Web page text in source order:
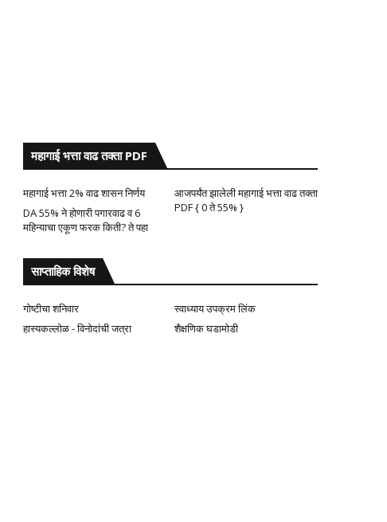
महागाई भत्ता वाढ तक्ता PDF
महागाई भत्ता 2% वाढ शासन निर्णय
आजपर्यंत झालेली महागाई भत्ता वाढ तक्ता
PDF { 0 ते 55% }
DA 55% ने होणारी पगारवाढ व 6
महिन्याचा एकूण फरक किती? ते पहा
साप्ताहिक विशेष
गोष्टीचा शनिवार
स्वाध्याय उपक्रम लिंक
हास्यकल्लोळ - विनोदांची जत्रा
शैक्षणिक घडामोडी